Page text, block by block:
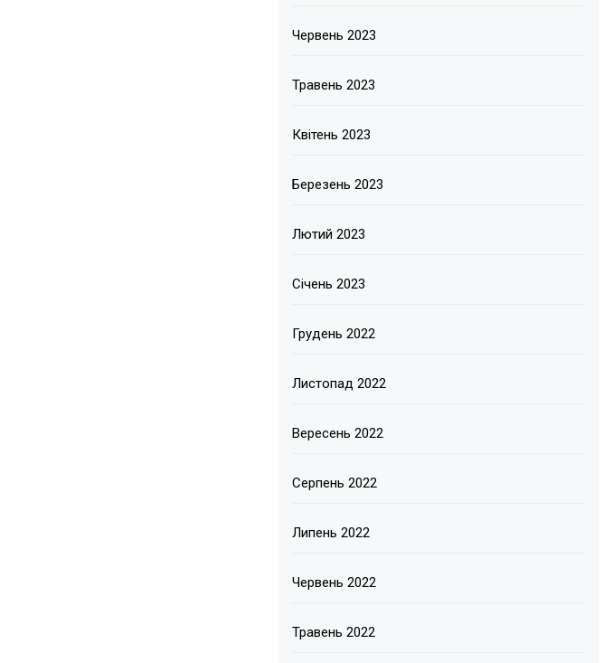
Червень 2023
Травень 2023
Квітень 2023
Березень 2023
Лютий 2023
Січень 2023
Грудень 2022
Листопад 2022
Вересень 2022
Серпень 2022
Липень 2022
Червень 2022
Травень 2022